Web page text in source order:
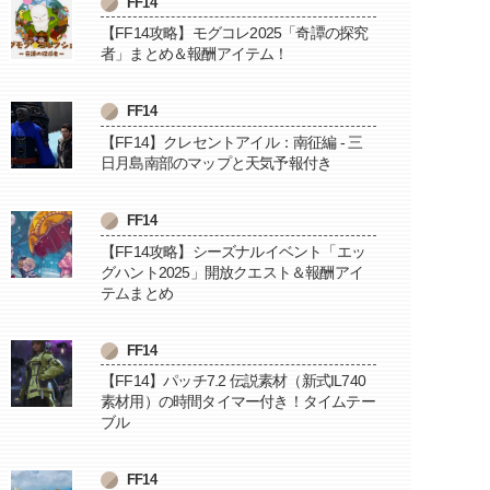
【FF14攻略】モグコレ2025「奇譚の探究
者」まとめ＆報酬アイテム！
FF14
【FF14】クレセントアイル：南征編 - 三
日月島南部のマップと天気予報付き
FF14
【FF14攻略】シーズナルイベント「エッ
グハント2025」開放クエスト＆報酬アイ
テムまとめ
FF14
【FF14】パッチ7.2 伝説素材（新式IL740
素材用）の時間タイマー付き！タイムテー
ブル
FF14